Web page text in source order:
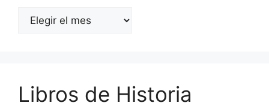
Archivos
Libros de Historia